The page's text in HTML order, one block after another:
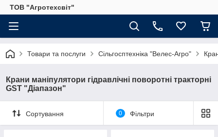
ТОВ "Агротехсвіт"
Товари та послуги Сільгосптехніка "Велес-Агро"
Крани маніпулятори гідравлічні поворотні тракторні
GST "Діапазон"
Сортування 0 Фільтри